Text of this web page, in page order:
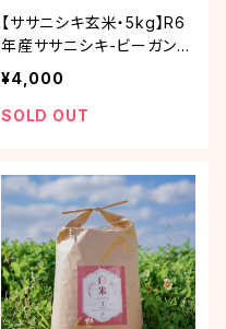
【ササニシキ玄米・5kg】R6
年産ササニシキ-ビーガンに
もおススメ
¥4,000
SOLD OUT